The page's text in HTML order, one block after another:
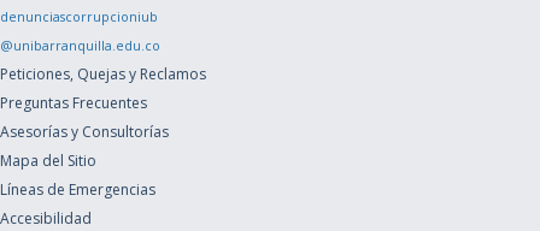
denunciascorrupcioniub
@unibarranquilla.edu.co
Peticiones, Quejas y Reclamos
Preguntas Frecuentes
Asesorías y Consultorías
Mapa del Sitio
Líneas de Emergencias
Accesibilidad